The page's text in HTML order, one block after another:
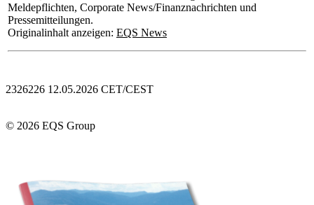
Meldepflichten, Corporate News/Finanznachrichten und
Pressemitteilungen.
Originalinhalt anzeigen: EQS News
2326226 12.05.2026 CET/CEST
© 2026 EQS Group